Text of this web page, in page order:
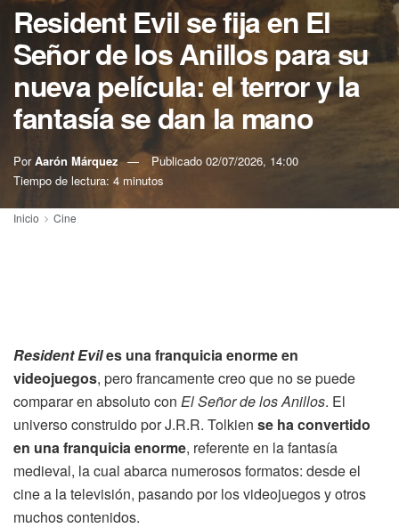
Resident Evil se fija en El
Señor de los Anillos para su
nueva película: el terror y la
fantasía se dan la mano
Por Aarón Márquez Publicado 02/07/2026, 14:00
Tiempo de lectura: 4 minutos
Inicio Cine
Resident Eviles una franquicia enorme en
videojuegos, pero francamente creo que no se puede
comparar en absoluto con El Señor de los Anillos. El
universo construido por J.R.R. Tolkien se ha convertido
en una franquicia enorme, referente en la fantasía
medieval, la cual abarca numerosos formatos: desde el
cine a la televisión, pasando por los videojuegos y otros
muchos contenidos.